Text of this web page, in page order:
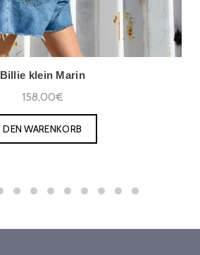
Billie klein Marin
158,00€
DEN WARENKORB